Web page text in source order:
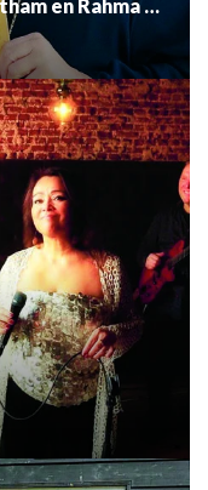
en Rahma el